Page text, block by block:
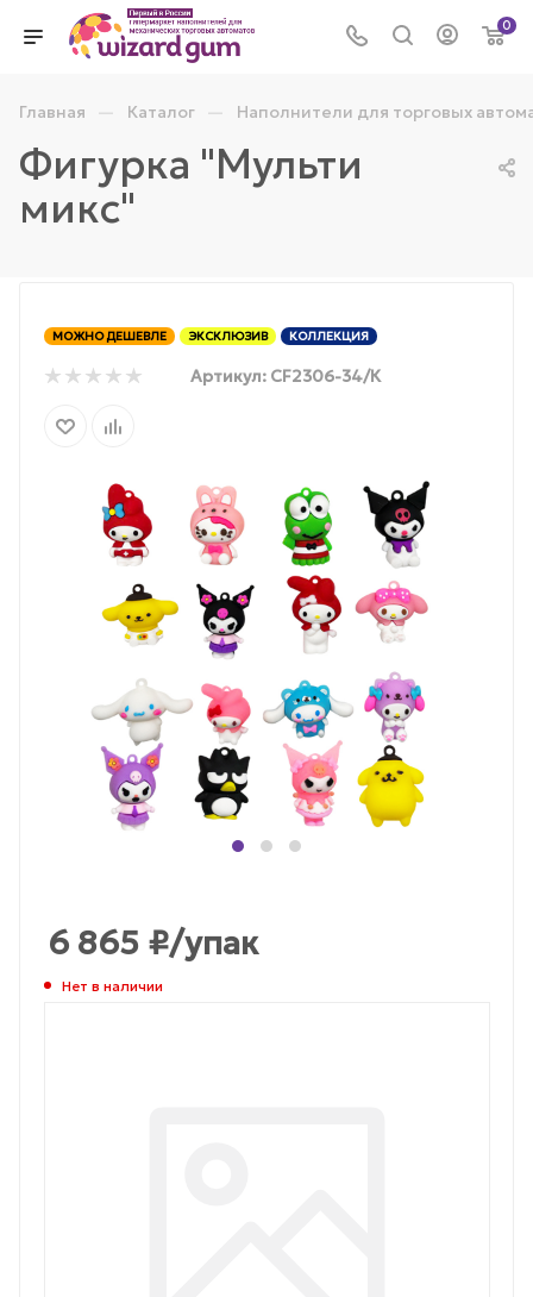
0
Главная — Каталог — Наполнители для торговых
Фигурка "Мульти
микс"
МОЖНО ДЕШЕВЛЕ ЭКСКЛЮЗИВ КОЛЛЕКЦИЯ
Артикул: CF2306-34/К
6 865 ₽/упак
Нет в наличии